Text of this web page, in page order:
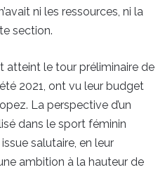
ni les ressources, ni la
section.
atteint le tour préliminaire de
2021, ont vu leur budget
La perspective d’un
dans le sport féminin
salutaire, en leur
ambition à la hauteur de